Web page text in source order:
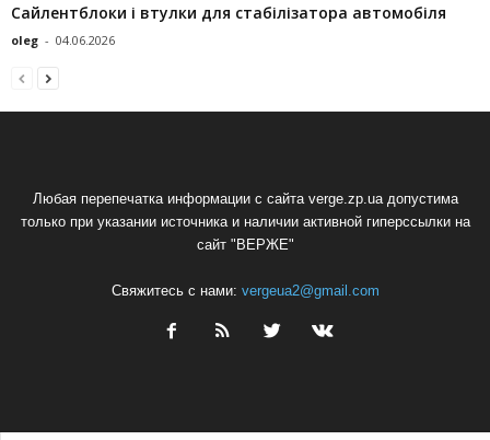
Сайлентблоки і втулки для стабілізатора автомобіля
oleg - 04.06.2026
Любая перепечатка информации с сайта verge.zp.ua допустима
только при указании источника и наличии активной гиперссылки на
сайт "ВЕРЖЕ"
Свяжитесь с нами: vergeua2@gmail.com